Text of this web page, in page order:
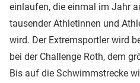
einlaufen, die einmal im Jahr
tausender Athletinnen und
wird. Der Extremsportler wird
bei der Challenge Roth, dem
Bis auf die Schwimmstrecke